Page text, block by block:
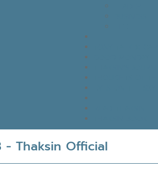
Thaksin Official